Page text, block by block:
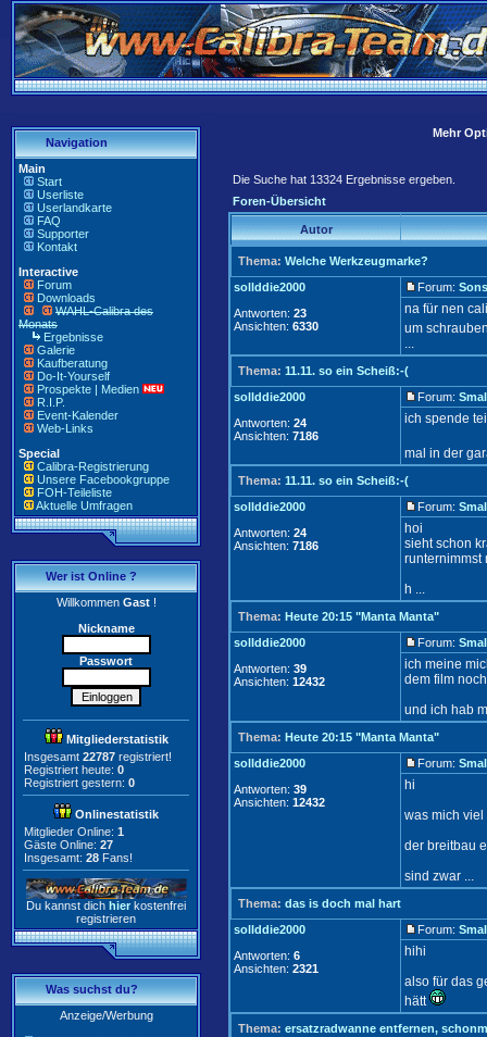
Navigation
Main
Start
Userliste
Userlandkarte
FAQ
Supporter
Kontakt
Interactive
Forum
Downloads
WAHL-Calibra des
Monats
Ergebnisse
Galerie
Kaufberatung
Do-It-Yourself
Prospekte | Medien
R.I.P.
Event-Kalender
Web-Links
Special
Calibra-Registrierung
Unsere Facebookgruppe
FOH-Teileliste
Aktuelle Umfragen
Wer ist Online ?
WillkommenGast!
Nickname
Passwort
Mitgliederstatistik
Insgesamt 22787 registriert!
Registriert heute: 0
Registriert gestern: 0
Onlinestatistik
Mitglieder Online: 1
Gäste Online: 27
Insgesamt: 28 Fans!
Du kannst dich hier kostenfrei
registrieren
Was suchst du?
Anzeige/Werbung
Mehr
Die Suche hat 13324 Ergebnisse ergeben.
Foren-Übersicht
Autor
Thema: Welche Werkzeugmarke?
sollddie2000
Antworten: 23
Ansichten: 6330
Forum:
na für nen
um
...
Thema: 11.11. so ein Scheiß:-(
sollddie2000
Antworten: 24
Ansichten: 7186
Forum:
ich spende
mal in der
Thema: 11.11. so ein Scheiß:-(
sollddie2000
Antworten: 24
Ansichten: 7186
Forum:
hoi
sieht schon
runternimmst
h ...
Thema: Heute 20:15 "Manta Manta"
sollddie2000
Antworten: 39
Ansichten: 12432
Forum:
ich meine
dem film
und ich hab
Thema: Heute 20:15 "Manta Manta"
sollddie2000
Antworten: 39
Ansichten: 12432
Forum:
hi
was mich viel
der breitbau
sind zwar ...
Thema: das is doch mal hart
sollddie2000
Antworten: 6
Ansichten: 2321
Forum:
hihi
also für das
hätt
Thema: ersatzradwanne entfernen,